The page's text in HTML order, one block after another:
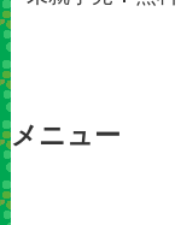
メニュー